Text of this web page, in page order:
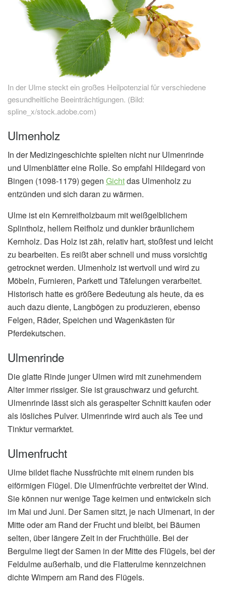
In der Ulme steckt ein großes Heilpotenzial für verschiedene
gesundheitliche Beeinträchtigungen. (Bild:
spline_x/stock.adobe.com)
Ulmenholz
In der Medizingeschichte spielten nicht nur Ulmenrinde
und Ulmenblätter eine Rolle. So empfahl Hildegard von
Bingen (1098-1179) gegen Gichtdas Ulmenholz zu
entzünden und sich daran zu wärmen.
Ulme ist ein Kernreifholzbaum mit weißgelblichem
Splintholz, hellem Reifholz und dunkler bräunlichem
Kernholz. Das Holz ist zäh, relativ hart, stoßfest und leicht
zu bearbeiten. Es reißt aber schnell und muss vorsichtig
getrocknet werden. Ulmenholz ist wertvoll und wird zu
Möbeln, Furnieren, Parkett und Täfelungen verarbeitet.
Historisch hatte es größere Bedeutung als heute, da es
auch dazu diente, Langbögen zu produzieren, ebenso
Felgen, Räder, Speichen und Wagenkästen für
Pferdekutschen.
Ulmenrinde
Die glatte Rinde junger Ulmen wird mit zunehmendem
Alter immer rissiger. Sie ist grauschwarz und gefurcht.
Ulmenrinde lässt sich als geraspelter Schnitt kaufen oder
als lösliches Pulver. Ulmenrinde wird auch als Tee und
Tinktur vermarktet.
Ulmenfrucht
Ulme bildet flache Nussfrüchte mit einem runden bis
eiförmigen Flügel. Die Ulmenfrüchte verbreitet der Wind.
Sie können nur wenige Tage keimen und entwickeln sich
im Mai und Juni. Der Samen sitzt, je nach Ulmenart, in der
Mitte oder am Rand der Frucht und bleibt, bei Bäumen
selten, über längere Zeit in der Fruchthülle. Bei der
Bergulme liegt der Samen in der Mitte des Flügels, bei der
Feldulme außerhalb, und die Flatterulme kennzeichnen
dichte Wimpern am Rand des Flügels.